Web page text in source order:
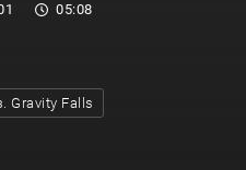
05:08
Gravity Falls